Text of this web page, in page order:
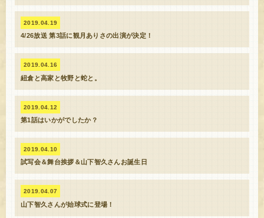
2019.04.19
4/26放送 第3話に観月ありさの出演が決定！
2019.04.16
紐倉と高家と牧野と蛇と。
2019.04.12
第1話はいかがでしたか？
2019.04.10
試写会＆舞台挨拶＆山下智久さんお誕生日
2019.04.07
山下智久さんが始球式に登場！